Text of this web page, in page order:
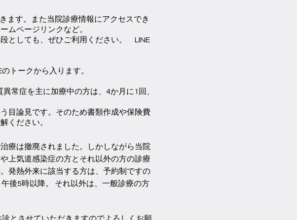
ます。また当院診療情報にアクセスでき
ムページリンクなど。
としても、ぜひご利用ください。 LINE
トークから入ります。
常症を主に加療中の方は、4か月に1回、
目論見です。 そのため書類作成や保険費
ください。
療は撤廃されました。しかしながら当院
上気道感染症の方とそれ以外の方の診療
発熱外来に該当する方は、予約制ですの
後5時以降。 それ以外は、一般診療の方